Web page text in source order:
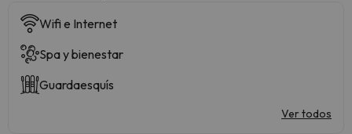
Wifi e Internet
Spa y bienestar
Guardaesquís
Ver todos